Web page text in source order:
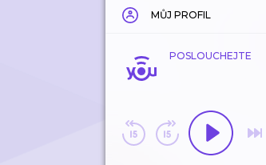
MŮJ PROFIL
POSLOUCHEJTE